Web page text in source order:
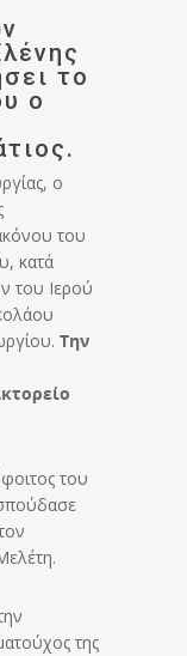
το
ο
ο
του
κατά
του Ιερού
Την
του
της